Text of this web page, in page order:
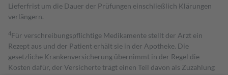
Lieferfrist um die Dauer der Prüfungen einschließlich Klärungen
verlängern.
4Für verschreibungspflichtige Medikamente stellt der Arzt ein
Rezept aus und der Patient erhält sie in der Apotheke. Die
gesetzliche Krankenversicherung übernimmt in der Regel die
Kosten dafür, der Versicherte trägt einen Teil davon als Zuzahlung